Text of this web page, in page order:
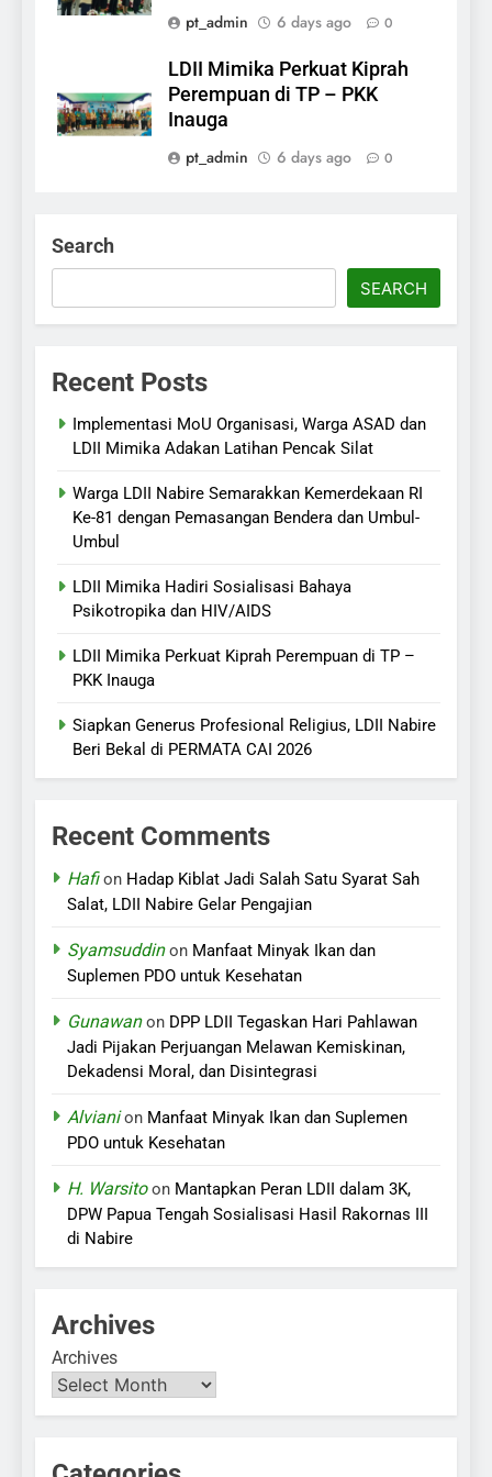
pt_admin 6 days ago 0
LDII Mimika Perkuat Kiprah
Perempuan di TP – PKK
Inauga
pt_admin
6 days ago 0
Search
SEARCH
Recent Posts
Implementasi MoU Organisasi, Warga ASAD dan
LDII Mimika Adakan Latihan Pencak Silat
Warga LDII Nabire Semarakkan Kemerdekaan RI
Ke-81 dengan Pemasangan Bendera dan Umbul-
Umbul
LDII Mimika Hadiri Sosialisasi Bahaya
Psikotropika dan HIV/AIDS
LDII Mimika Perkuat Kiprah Perempuan di TP –
PKK Inauga
Siapkan Generus Profesional Religius, LDII Nabire
Beri Bekal di PERMATA CAI 2026
Recent Comments
Hafion Hadap Kiblat Jadi Salah Satu Syarat Sah
Salat, LDII Nabire Gelar Pengajian
Syamsuddinon Manfaat Minyak Ikan dan
Suplemen PDO untuk Kesehatan
Gunawanon DPP LDII Tegaskan Hari Pahlawan
Jadi Pijakan Perjuangan Melawan Kemiskinan,
Dekadensi Moral, dan Disintegrasi
Alvianion Manfaat Minyak Ikan dan Suplemen
PDO untuk Kesehatan
H. Warsitoon Mantapkan Peran LDII dalam 3K,
DPW Papua Tengah Sosialisasi Hasil Rakornas III
di Nabire
Archives
Archives